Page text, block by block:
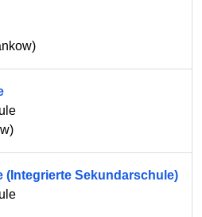
)
)
(Integrierte Sekundarschule)